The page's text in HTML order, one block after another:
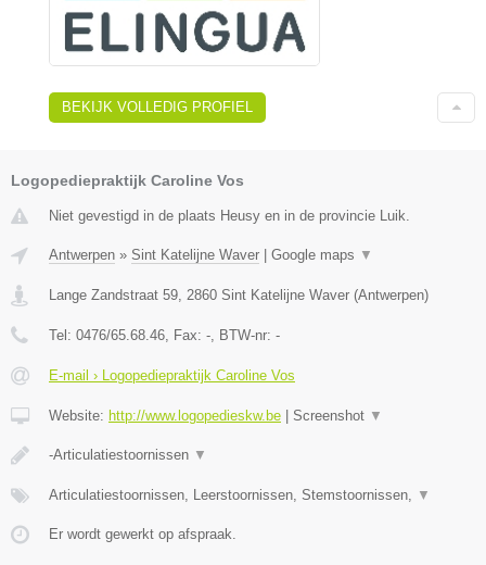
BEKIJK VOLLEDIG PROFIEL
Logopediepraktijk Caroline Vos
Niet gevestigd in de plaats Heusy en in de provincie Luik.
Antwerpen » Sint Katelijne Waver Google maps ▼
Lange Zandstraat 59, 2860 Sint Katelijne Waver (Antwerpen)
Tel: 0476/65.68.46, Fax: -, BTW-nr: -
E-mail › Logopediepraktijk Caroline Vos
Website: http://www.logopedieskw.be Screenshot ▼
-Articulatiestoornissen ▼
Articulatiestoornissen, Leerstoornissen, Stemstoornissen, ▼
Er wordt gewerkt op afspraak.